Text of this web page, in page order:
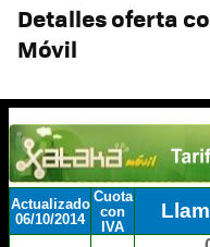
Detalles oferta
Móvil